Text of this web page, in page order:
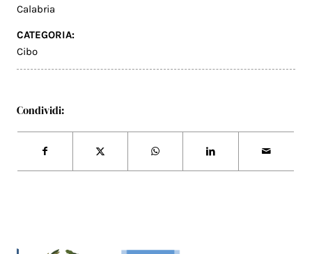
Calabria
CATEGORIA:
Cibo
Condividi: